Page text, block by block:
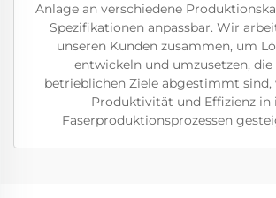
Anlage an verschiedene
Spezifikationen anpassbar. Wir
unseren Kunden zusammen, um
entwickeln und umzusetzen, die
betrieblichen Ziele abgestimmt sind,
Produktivität und Effizienz in
Faserproduktionsprozessen